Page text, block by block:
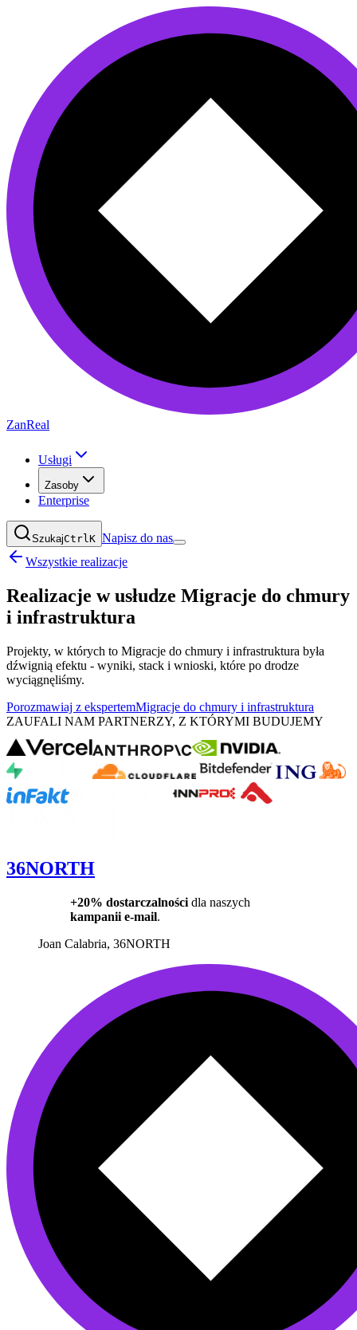
ZanReal
Usługi
Zasoby
Enterprise
SzukajCtrlK Napisz do nas
Wszystkie realizacje
Realizacje w usłudze Migracje do chmury
i infrastruktura
Projekty, w których to Migracje do chmury i infrastruktura była
dźwignią efektu - wyniki, stack i wnioski, które po drodze
wyciągnęliśmy.
Porozmawiaj z ekspertemMigracje do chmury i infrastruktura
ZAUFALI NAM PARTNERZY, Z KTÓRYMI BUDUJEMY
36NORTH
+20% dostarczalności dla naszych
kampanii e-mail.
Joan Calabria, 36NORTH